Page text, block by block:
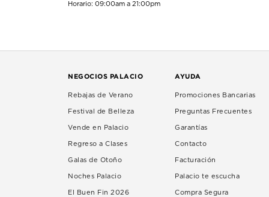
Horario: 09:00am a 21:00pm
NEGOCIOS PALACIO
Rebajas de Verano
Festival de Belleza
Vende en Palacio
Regreso a Clases
Galas de Otoño
Noches Palacio
El Buen Fin 2026
AYUDA
Promociones Bancarias
Preguntas Frecuentes
Garantías
Contacto
Facturación
Palacio te escucha
Compra Segura